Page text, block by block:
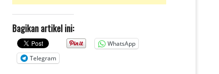
Bagikan artikel ini:
WhatsApp
Telegram